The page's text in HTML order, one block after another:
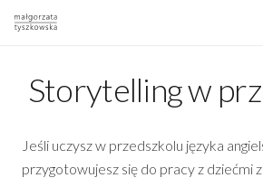
Storytelling w
Jeśli uczysz w przedszkolu języka
przygotowujesz się do pracy z dziećmi